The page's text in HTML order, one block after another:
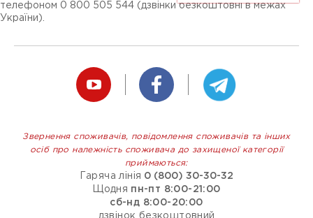
телефоном 0 800 505 544 (дзвінки безкоштовні в межах
України).
Звернення споживачів, повідомлення споживачів та інших
осіб про належність споживача до захищеної категорії
приймаються:
Гаряча лінія 0 (800) 30-30-32
Щодня пн-пт 8:00-21:00
сб-нд 8:00-20:00
дзвінок безкоштовний